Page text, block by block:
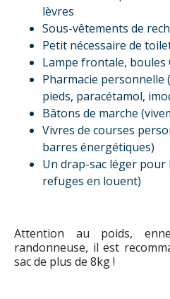
lèvres
Sous-vêtements de
Petit nécessaire de
Lampe frontale, boules
Pharmacie personnelle
pieds, paracétamol,
Bâtons de marche
Vivres de courses
barres énergétiques)
Un drap-sac léger
refuges en louent)
Attention au poids,
randonneuse, il est
sac de plus de 8kg !